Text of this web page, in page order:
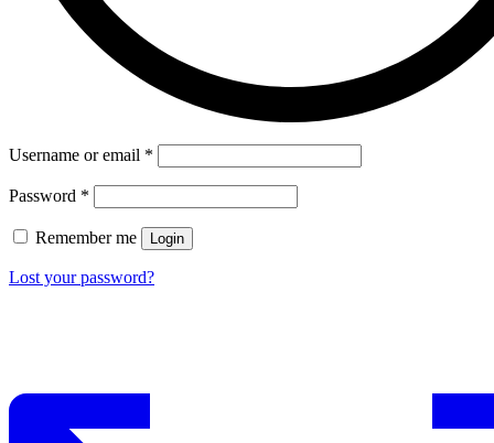
Username or email *
Password *
Remember me Login
Lost your password?